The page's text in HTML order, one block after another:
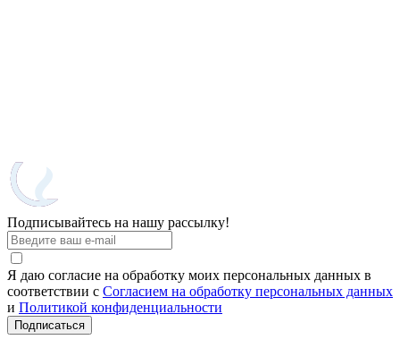
Подписывайтесь на нашу рассылку!
Я даю согласие на обработку моих персональных данных в
соответствии с Согласием на обработку персональных данных
и Политикой конфиденциальности
Подписаться